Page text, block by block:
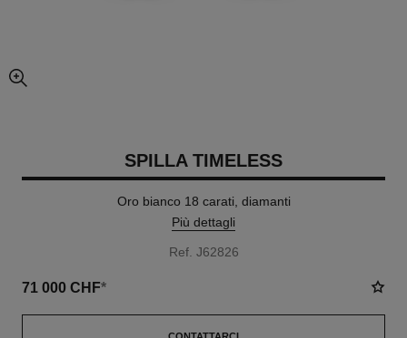
ingrandimento dell’immagine
SPILLA TIMELESS
Oro bianco 18 carati, diamanti
Più dettagli
Ref. J62826
71 000 CHF*